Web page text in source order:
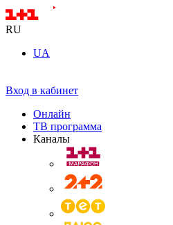
RU
UA
Вход в кабинет
Онлайн
ТВ программа
Каналы